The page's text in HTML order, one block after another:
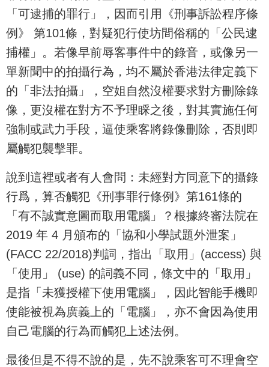
「可逮捕的罪行」，因而引用《刑事訴訟程序條
例》 第101條，對疑犯行使坊間俗稱的「公民逮
捕權」。若像早前辱客事件中的錄音，或像另一
單新聞中的拍攝行為，均不屬於香港法律定義下
的「非法拍攝」，空姐自然沒權要求對方刪除錄
像，更沒權在對方不予理睬之後，對其實施任何
強制或武力手段，逼使乘客將錄像刪除，否則即
屬觸犯襲擊罪。
說到這裡或者有人會問：未經對方同意下的攝錄
行爲，算否觸犯《刑事罪行條例》第161條的
「有不誠實意圖而取用電腦」？根據終審法院在
2019 年 4 月頒布的「協和小學試題外泄案」
(FACC 22/2018)判詞，指出「取用」(access) 與
「使用」 (use) 的詞義不同，條文中的「取用」
是指「未獲授權下使用電腦」，因此智能手機即
使能被視為廣義上的「電腦」，亦不會因為使用
自己電腦的行為而觸犯上述法例。
最後但是不得不說的是，先不說乘客可不理會空